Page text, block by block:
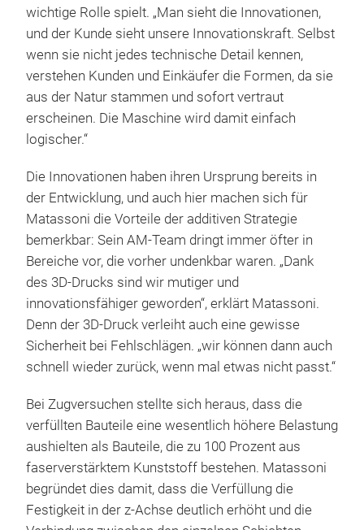
wichtige Rolle spielt. „Man sieht die Innovationen,
und der Kunde sieht unsere Innovationskraft. Selbst
wenn sie nicht jedes technische Detail kennen,
verstehen Kunden und Einkäufer die Formen, da sie
aus der Natur stammen und sofort vertraut
erscheinen. Die Maschine wird damit einfach
logischer.“
Die Innovationen haben ihren Ursprung bereits in
der Entwicklung, und auch hier machen sich für
Matassoni die Vorteile der additiven Strategie
bemerkbar: Sein AM-Team dringt immer öfter in
Bereiche vor, die vorher undenkbar waren. „Dank
des 3D-Drucks sind wir mutiger und
innovationsfähiger geworden“, erklärt Matassoni.
Denn der 3D-Druck verleiht auch eine gewisse
Sicherheit bei Fehlschlägen. „wir können dann auch
schnell wieder zurück, wenn mal etwas nicht passt.“
Bei Zugversuchen stellte sich heraus, dass die
verfüllten Bauteile eine wesentlich höhere Belastung
aushielten als Bauteile, die zu 100 Prozent aus
faserverstärktem Kunststoff bestehen. Matassoni
begründet dies damit, dass die Verfüllung die
Festigkeit in der z-Achse deutlich erhöht und die